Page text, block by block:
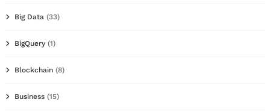
Big Data (33)
BigQuery (1)
Blockchain (8)
Business (15)